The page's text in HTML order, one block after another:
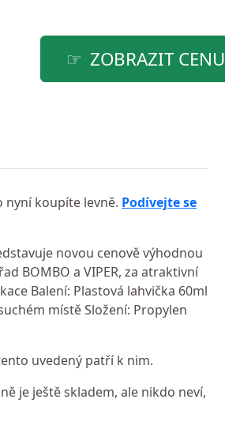
ZOBRAZIT CENU
nyní koupíte levně. Podívejte se
novou cenově výhodnou
BOMBO a VIPER, za atraktivní
Balení: Plastová lahvička 60ml
místě Složení: Propylen
uvedený patří k nim.
je ještě skladem, ale nikdo neví,